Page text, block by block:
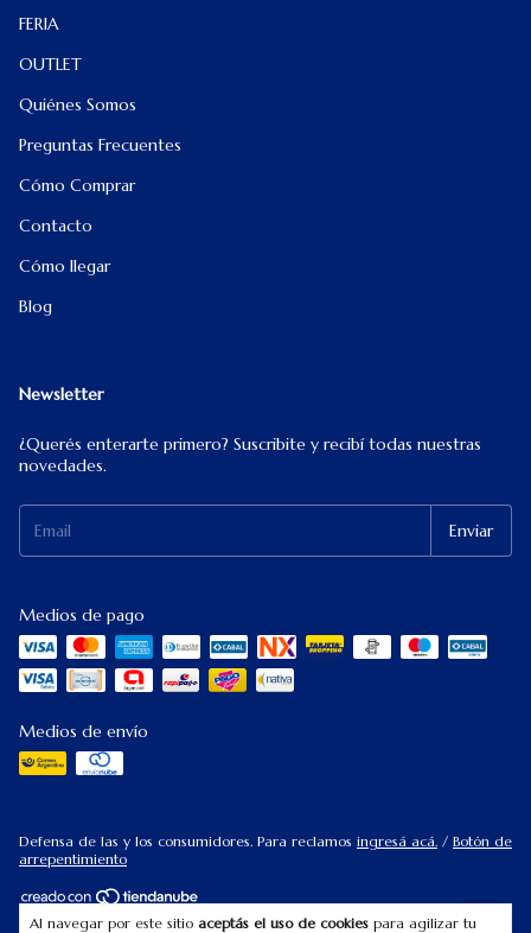
Al navegar por este sitio aceptás el uso de cookies para agilizar tu
FERIA
OUTLET
Quiénes Somos
Preguntas Frecuentes
Cómo Comprar
Contacto
Cómo llegar
Blog
Newsletter
¿Querés enterarte primero? Suscribite y recibí todas nuestras
novedades.
Medios de pago
Medios de envío
Defensa de las y los consumidores. Para reclamos ingresá acá. / Botón de
arrepentimiento
Copyright Keops Decoraciones LK - 2026. Todos los derechos reservados.